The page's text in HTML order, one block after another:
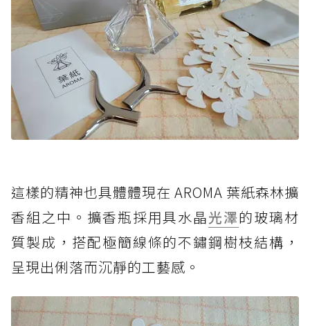
這樣的精神也具體體現在 AROMA 葉紙森林擴
香組之中。擴香瓶採用具水晶光澤的玻璃材
質製成，搭配極簡線條的不鏽鋼樹枝結構，
呈現出俐落而沉靜的工藝感。